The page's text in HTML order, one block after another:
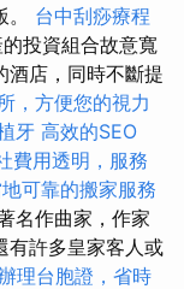
台中刮痧療程
投資組合故意寬
酒店，同時不斷提
，方便您的視力
牙 高效的SEO
費用透明，服務
可靠的搬家服務
名作曲家，作家
有許多皇家客人或
理台胞證，省時